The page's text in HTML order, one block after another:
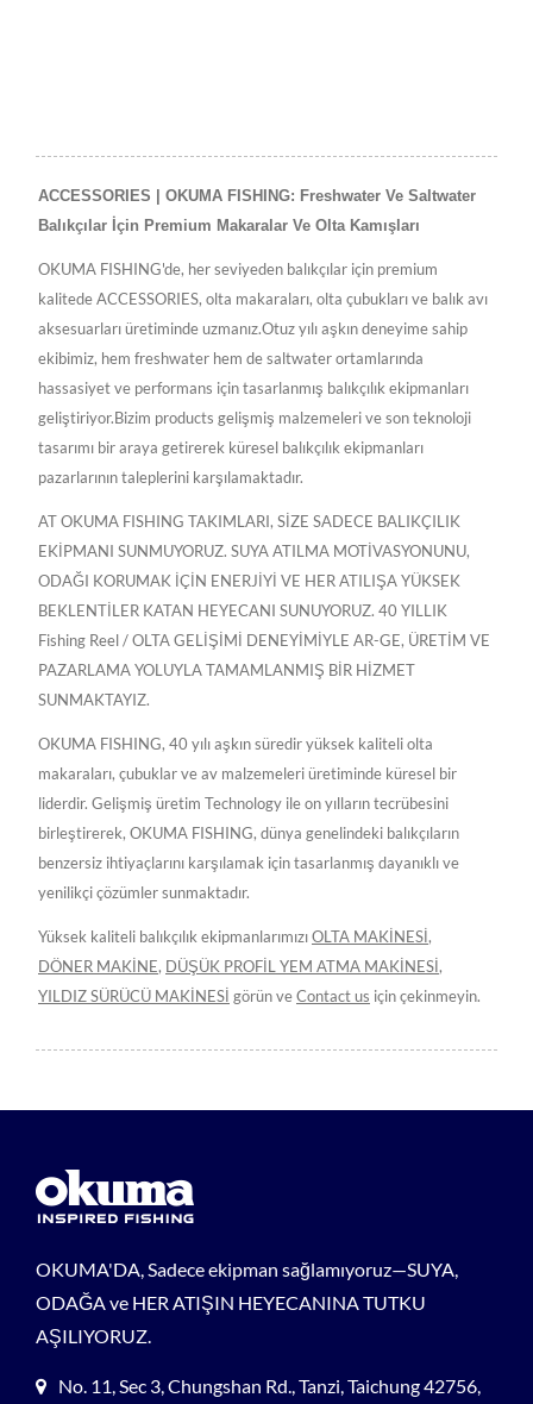
ACCESSORIES | OKUMA FISHING: Freshwater Ve Saltwater
Balıkçılar İçin Premium Makaralar Ve Olta Kamışları
OKUMA FISHING'de, her seviyeden balıkçılar için premium
kalitede ACCESSORIES, olta makaraları, olta çubukları ve balık avı
aksesuarları üretiminde uzmanız.Otuz yılı aşkın deneyime sahip
ekibimiz, hem freshwater hem de saltwater ortamlarında
hassasiyet ve performans için tasarlanmış balıkçılık ekipmanları
geliştiriyor.Bizim products gelişmiş malzemeleri ve son teknoloji
tasarımı bir araya getirerek küresel balıkçılık ekipmanları
pazarlarının taleplerini karşılamaktadır.
AT OKUMA FISHING TAKIMLARI, SİZE SADECE BALIKÇILIK
EKİPMANI SUNMUYORUZ. SUYA ATILMA MOTİVASYONUNU,
ODAĞI KORUMAK İÇİN ENERJİYİ VE HER ATILIŞA YÜKSEK
BEKLENTİLER KATAN HEYECANI SUNUYORUZ. 40 YILLIK
Fishing Reel / OLTA GELİŞİMİ DENEYİMİYLE AR-GE, ÜRETİM VE
PAZARLAMA YOLUYLA TAMAMLANMIŞ BİR HİZMET
SUNMAKTAYIZ.
OKUMA FISHING, 40 yılı aşkın süredir yüksek kaliteli olta
makaraları, çubuklar ve av malzemeleri üretiminde küresel bir
liderdir. Gelişmiş üretim Technology ile on yılların tecrübesini
birleştirerek, OKUMA FISHING, dünya genelindeki balıkçıların
benzersiz ihtiyaçlarını karşılamak için tasarlanmış dayanıklı ve
yenilikçi çözümler sunmaktadır.
Yüksek kaliteli balıkçılık ekipmanlarımızıOLTA MAKİNESİ,
DÖNER MAKİNE, DÜŞÜK PROFİL YEM ATMA MAKİNESİ,
YILDIZ SÜRÜCÜ MAKİNESİ görün veContact us için çekinmeyin.
OKUMA'DA, Sadece ekipman sağlamıyoruz—SUYA,
ODAĞA ve HER ATIŞIN HEYECANINA TUTKU
AŞILIYORUZ.
No. 11, Sec 3, Chungshan Rd., Tanzi, Taichung 42756,